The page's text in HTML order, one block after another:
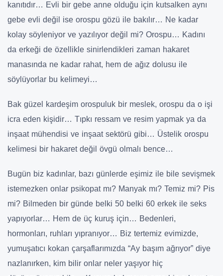
kanıtıdır… Evli bir gebe anne olduğu için kutsalken aynı
gebe evli değil ise orospu gözü ile bakılır… Ne kadar
kolay söyleniyor ve yazılıyor değil mi? Orospu… Kadını
da erkeği de özellikle sinirlendikleri zaman hakaret
manasında ne kadar rahat, hem de ağız dolusu ile
söylüyorlar bu kelimeyi…
Bak güzel kardeşim orospuluk bir meslek, orospu da o işi
icra eden kişidir… Tıpkı ressam ve resim yapmak ya da
inşaat mühendisi ve inşaat sektörü gibi… Üstelik orospu
kelimesi bir hakaret değil övgü olmalı bence…
Bugün biz kadınlar, bazı günlerde eşimiz ile bile sevişmek
istemezken onlar psikopat mı? Manyak mı? Temiz mi? Pis
mi? Bilmeden bir günde belki 50 belki 60 erkek ile seks
yapıyorlar… Hem de üç kuruş için… Bedenleri,
hormonları, ruhları yıpranıyor… Biz tertemiz evimizde,
yumuşatıcı kokan çarşaflarımızda “Ay başım ağrıyor” diye
nazlanırken, kim bilir onlar neler yaşıyor hiç